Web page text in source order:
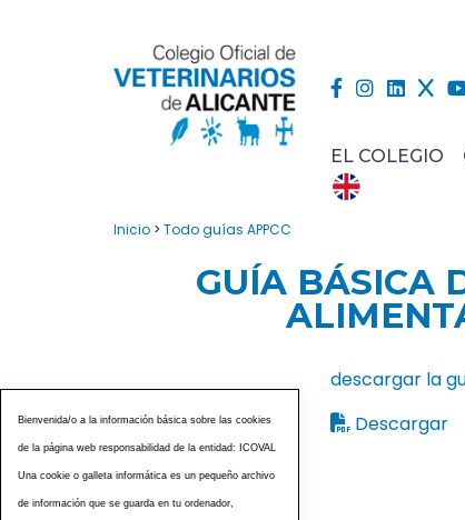
EL COLEGIO
Inicio > Todo guías APPCC
GUÍA BÁSICA
descargar la
Descargar
Bienvenida/o a la información básica sobre las cookies
de la página web responsabilidad de la entidad: ICOVAL
Una cookie o galleta informática es un pequeño archivo
de información que se guarda en tu ordenador,